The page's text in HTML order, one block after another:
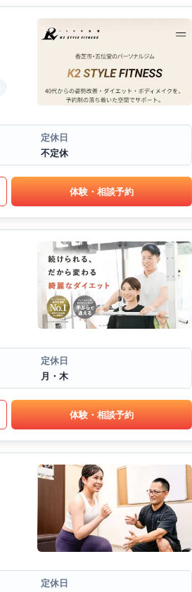
定休日
不定休
体験・相談予約
定休日
月・木
体験・相談予約
定休日